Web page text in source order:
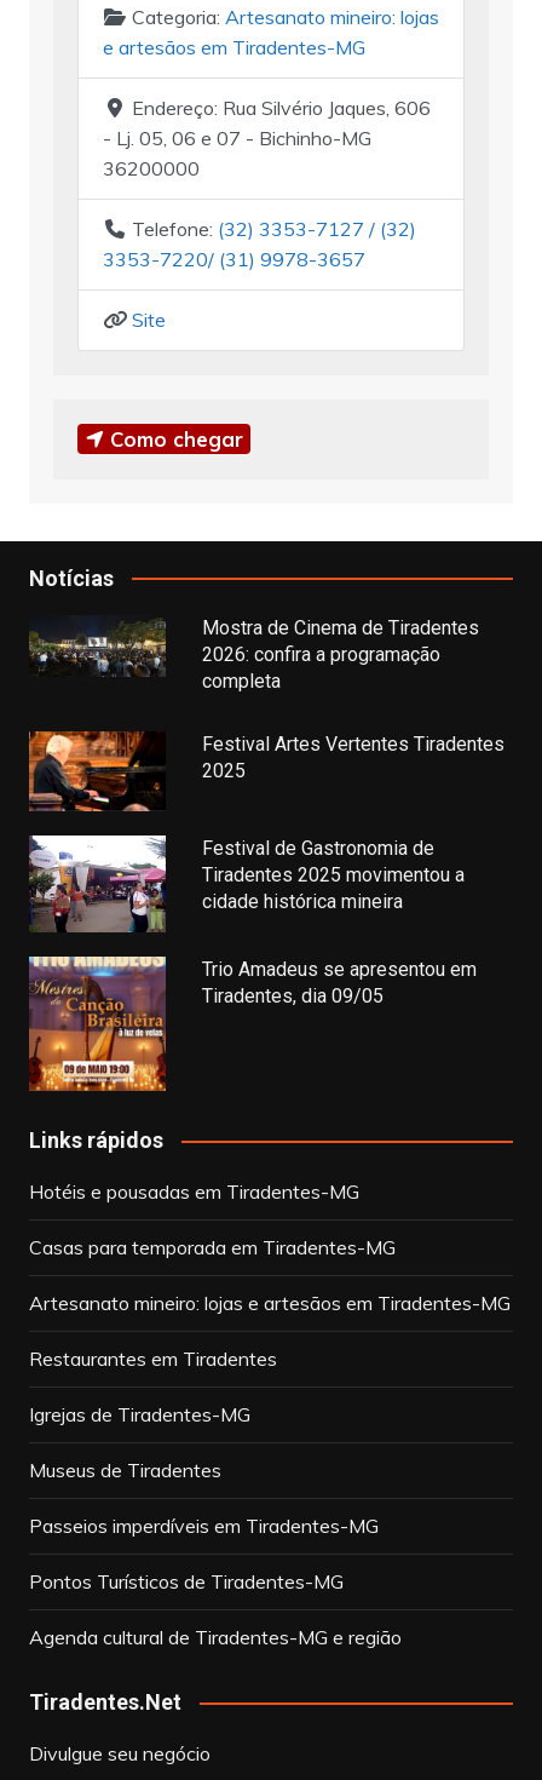
Categoria: Artesanato mineiro: lojas
e artesãos em Tiradentes-MG
Endereço: Rua Silvério Jaques, 606
- Lj. 05, 06 e 07 - Bichinho-MG
36200000
Telefone: (32) 3353-7127 / (32)
3353-7220/ (31) 9978-3657
Site
Como chegar
Notícias
Mostra de Cinema de Tiradentes
2026: confira a programação
completa
Festival Artes Vertentes Tiradentes
2025
Festival de Gastronomia de
Tiradentes 2025 movimentou a
cidade histórica mineira
Trio Amadeus se apresentou em
Tiradentes, dia 09/05
Links rápidos
Hotéis e pousadas em Tiradentes-MG
Casas para temporada em Tiradentes-MG
Artesanato mineiro: lojas e artesãos em Tiradentes-MG
Restaurantes em Tiradentes
Igrejas de Tiradentes-MG
Museus de Tiradentes
Passeios imperdíveis em Tiradentes-MG
Pontos Turísticos de Tiradentes-MG
Agenda cultural de Tiradentes-MG e região
Tiradentes.Net
Divulgue seu negócio